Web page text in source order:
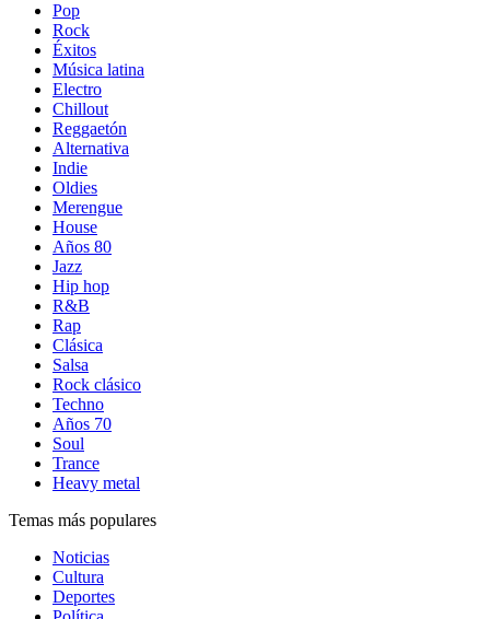
Pop
Rock
Éxitos
Música latina
Electro
Chillout
Reggaetón
Alternativa
Indie
Oldies
Merengue
House
Años 80
Jazz
Hip hop
R&B
Rap
Clásica
Salsa
Rock clásico
Techno
Años 70
Soul
Trance
Heavy metal
Temas más populares
Noticias
Cultura
Deportes